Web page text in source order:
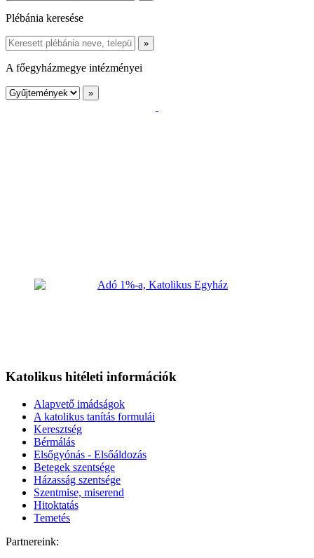
Plébánia keresése
A főegyházmegye intézményei
Katolikus hitéleti információk
Alapvető imádságok
A katolikus tanítás formulái
Keresztség
Bérmálás
Elsőgyónás - Elsőáldozás
Betegek szentsége
Házasság szentsége
Szentmise, miserend
Hitoktatás
Temetés
Partnereink: